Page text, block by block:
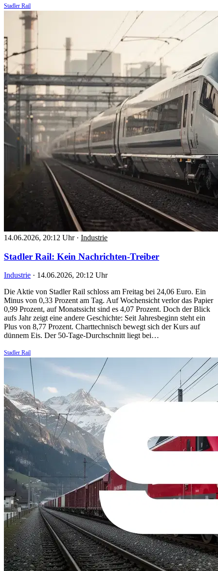
Stadler Rail
14.06.2026, 20:12 Uhr · Industrie
Stadler Rail: Kein Nachrichten-Treiber
Industrie · 14.06.2026, 20:12 Uhr
Die Aktie von Stadler Rail schloss am Freitag bei 24,06 Euro. Ein
Minus von 0,33 Prozent am Tag. Auf Wochensicht verlor das Papier
0,99 Prozent, auf Monatssicht sind es 4,07 Prozent. Doch der Blick
aufs Jahr zeigt eine andere Geschichte: Seit Jahresbeginn steht ein
Plus von 8,77 Prozent. Charttechnisch bewegt sich der Kurs auf
dünnem Eis. Der 50-Tage-Durchschnitt liegt bei…
Stadler Rail